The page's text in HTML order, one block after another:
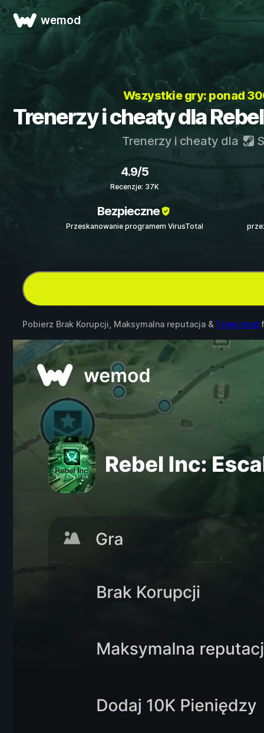
wemod
Wszystkie gry: ponad
Trenerzy i cheaty dla
Trenerzy i cheaty dla
4.9/5
Recenzje: 37K
Bezpieczne
Przeskanowanie programem VirusTotal
Pobierz Brak Korupcji, Maksymalna reputacja & 1 inny mod